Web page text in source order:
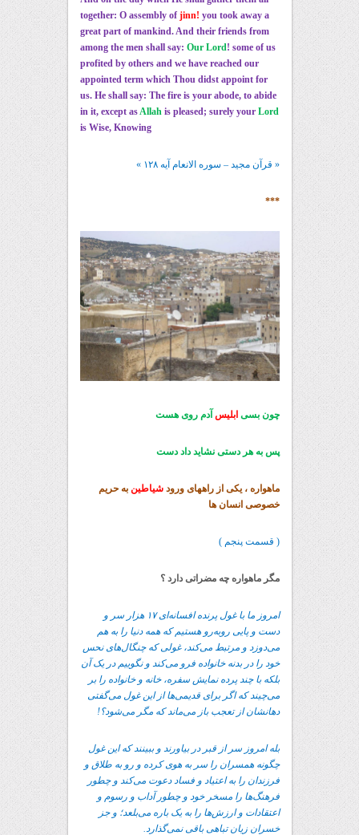
together: O assembly of jinn! you took away a
great part of mankind. And their friends from
among the men shall say: Our Lord! some of us
profited by others and we have reached our
appointed term which Thou didst appoint for
us. He shall say: The fire is your abode, to abide
in it, except asAllahis pleased; surely your Lord
is Wise, Knowing
« قرآن مجید – سوره الانعام آیه ۱۲۸ »
***
چون بسیابلیس آدم روی هست
پس به هر دستی نشاید داد دست
ماهواره ، یکی از راههای ورودشیاطین به حریم
خصوصی انسان ها
( قسمت پنجم )
مگر ماهواره چه مضراتی دارد ؟
امروز ما با غول پرنده افسانه‌ای ۱۷ هزار سر و
دست و پایی روبه‌رو هستیم که همه دنیا را به هم
می‌دوزد و مرتبط می‌کند، غولی که چنگال‌های نحس
خود را در بدنه خانواده فرو می‌کند و نگوییم در یک آن
بلکه با چند پرده نمایش سفره، خانه و خانواده را بر
می‌چیند که اگر برای قدیمی‌ها از این غول می‌گفتی
دهانشان از تعجب باز می‌ماند که مگر می‌شود؟!
بله امروز سر از قبر در بیاورند و ببینند که این غول
چگونه همسران را سر به هوی کرده و رو به طلاق و
فرزندان را به اعتیاد و فساد دعوت می‌کند و چطور
فرهنگ‌ها را مسخر خود و چطور آداب و رسوم و
اعتقادات و ارزش‌ها را به یک باره می‌بلعد؛ و جز
خسران زیان تباهی باقی نمی‌گذارد.